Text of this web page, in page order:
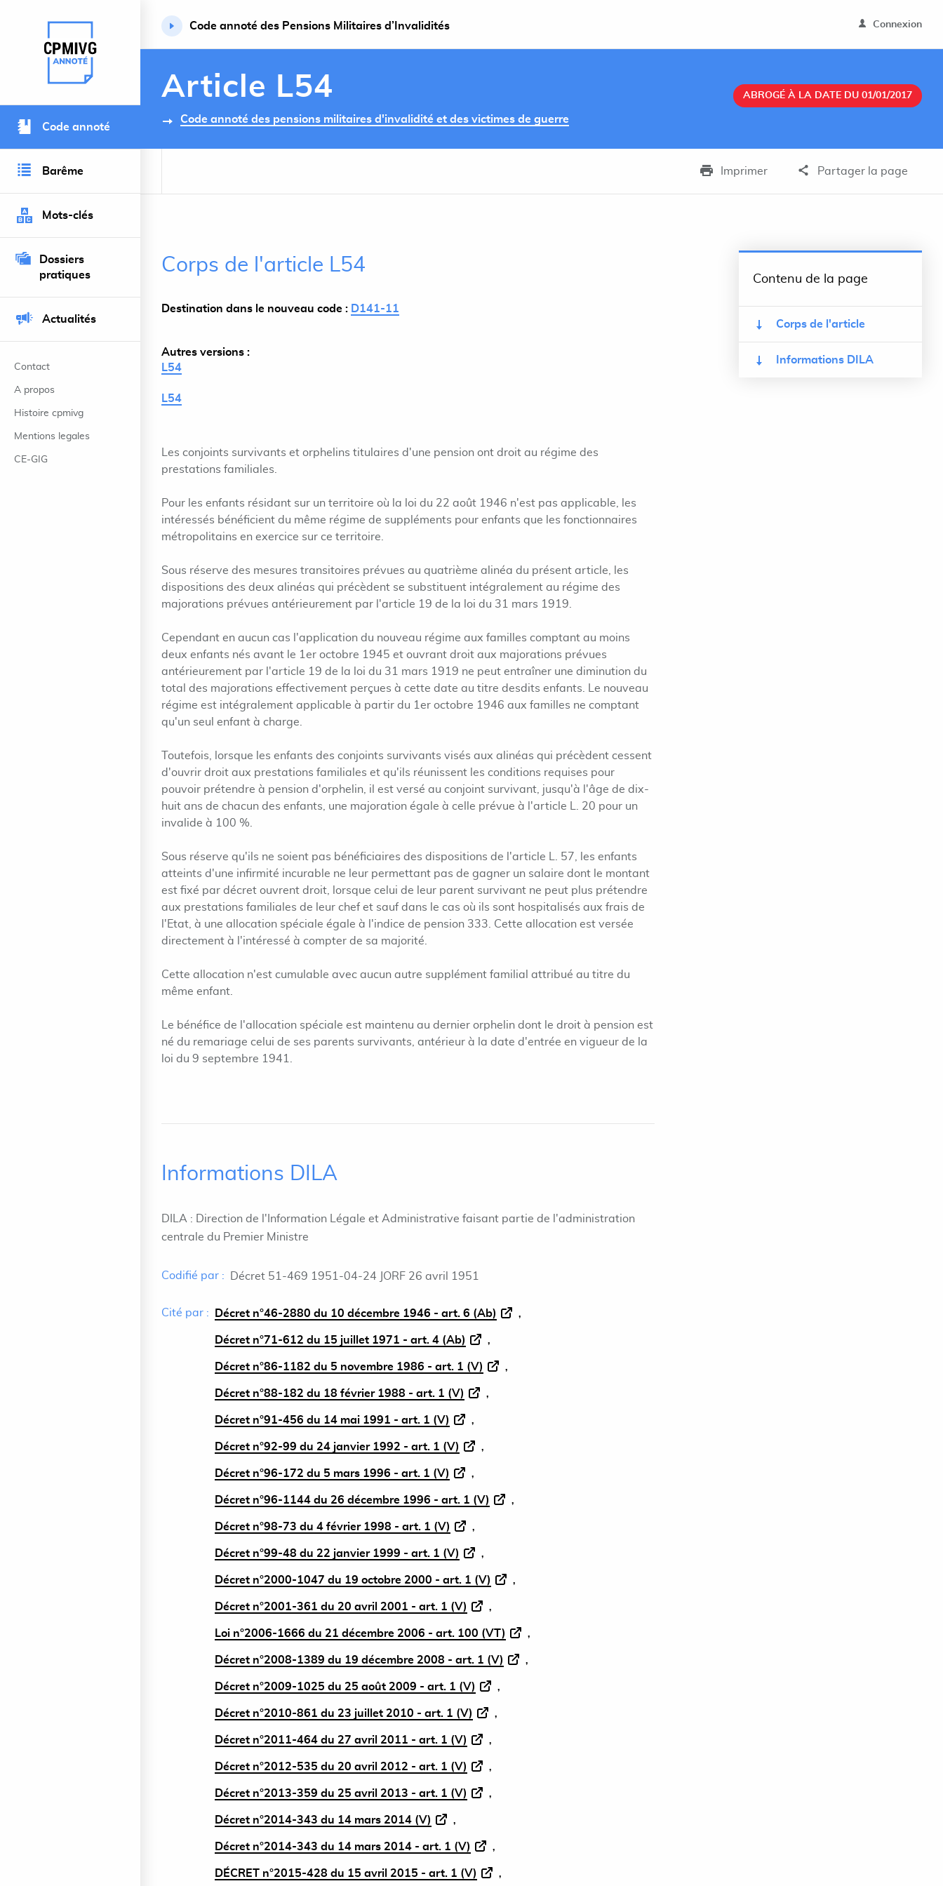
Retour à l’accueil du site
Code annoté
Barême
Mots-clés
Dossiers
pratiques
Actualités
Contact
A propos
Histoire cpmivg
Mentions legales
CE-GIG
Code annoté des Pensions Militaires d’Invalidités Connexion
Article L54
Code annoté des pensions militaires d'invalidité et des victimes de guerre
ABROGÉ À LA DATE DU 01/01/2017
Imprimer Partager la page
Corps de l'article L54
Destination dans le nouveau code : D141-11
Autres versions :
L54
L54
Les conjoints survivants et orphelins titulaires d'une pension ont droit au régime des
prestations familiales.
Pour les enfants résidant sur un territoire où la loi du 22 août 1946 n'est pas applicable, les
intéressés bénéficient du même régime de suppléments pour enfants que les fonctionnaires
métropolitains en exercice sur ce territoire.
Sous réserve des mesures transitoires prévues au quatrième alinéa du présent article, les
dispositions des deux alinéas qui précèdent se substituent intégralement au régime des
majorations prévues antérieurement par l'article 19 de la loi du 31 mars 1919.
Cependant en aucun cas l'application du nouveau régime aux familles comptant au moins
deux enfants nés avant le 1er octobre 1945 et ouvrant droit aux majorations prévues
antérieurement par l'article 19 de la loi du 31 mars 1919 ne peut entraîner une diminution du
total des majorations effectivement perçues à cette date au titre desdits enfants. Le nouveau
régime est intégralement applicable à partir du 1er octobre 1946 aux familles ne comptant
qu'un seul enfant à charge.
Toutefois, lorsque les enfants des conjoints survivants visés aux alinéas qui précèdent cessent
d'ouvrir droit aux prestations familiales et qu'ils réunissent les conditions requises pour
pouvoir prétendre à pension d'orphelin, il est versé au conjoint survivant, jusqu'à l'âge de dix-
huit ans de chacun des enfants, une majoration égale à celle prévue à l'article L. 20 pour un
invalide à 100 %.
Sous réserve qu'ils ne soient pas bénéficiaires des dispositions de l'article L. 57, les enfants
atteints d'une infirmité incurable ne leur permettant pas de gagner un salaire dont le montant
est fixé par décret ouvrent droit, lorsque celui de leur parent survivant ne peut plus prétendre
aux prestations familiales de leur chef et sauf dans le cas où ils sont hospitalisés aux frais de
l'Etat, à une allocation spéciale égale à l'indice de pension 333. Cette allocation est versée
directement à l'intéressé à compter de sa majorité.
Cette allocation n'est cumulable avec aucun autre supplément familial attribué au titre du
même enfant.
Le bénéfice de l'allocation spéciale est maintenu au dernier orphelin dont le droit à pension est
né du remariage celui de ses parents survivants, antérieur à la date d'entrée en vigueur de la
loi du 9 septembre 1941.
Informations DILA
DILA : Direction de l'Information Légale et Administrative faisant partie de l'administration
centrale du Premier Ministre
Codifié par : Décret 51-469 1951-04-24 JORF 26 avril 1951
Cité par : Décret n°46-2880 du 10 décembre 1946 - art. 6 (Ab)
Décret n°71-612 du 15 juillet 1971 - art. 4 (Ab)
Décret n°86-1182 du 5 novembre 1986 - art. 1 (V)
Décret n°88-182 du 18 février 1988 - art. 1 (V)
Décret n°91-456 du 14 mai 1991 - art. 1 (V)
Décret n°92-99 du 24 janvier 1992 - art. 1 (V)
Décret n°96-172 du 5 mars 1996 - art. 1 (V)
Décret n°96-1144 du 26 décembre 1996 - art. 1 (V)
Décret n°98-73 du 4 février 1998 - art. 1 (V)
Décret n°99-48 du 22 janvier 1999 - art. 1 (V)
Décret n°2000-1047 du 19 octobre 2000 - art. 1 (V)
Décret n°2001-361 du 20 avril 2001 - art. 1 (V)
Loi n°2006-1666 du 21 décembre 2006 - art. 100 (VT)
Décret n°2008-1389 du 19 décembre 2008 - art. 1 (V)
Décret n°2009-1025 du 25 août 2009 - art. 1 (V)
Décret n°2010-861 du 23 juillet 2010 - art. 1 (V)
Décret n°2011-464 du 27 avril 2011 - art. 1 (V)
Décret n°2012-535 du 20 avril 2012 - art. 1 (V)
Décret n°2013-359 du 25 avril 2013 - art. 1 (V)
Décret n°2014-343 du 14 mars 2014 (V)
Décret n°2014-343 du 14 mars 2014 - art. 1 (V)
DÉCRET n°2015-428 du 15 avril 2015 - art. 1 (V)
Contenu de la page
Corps de l'article
Informations DILA